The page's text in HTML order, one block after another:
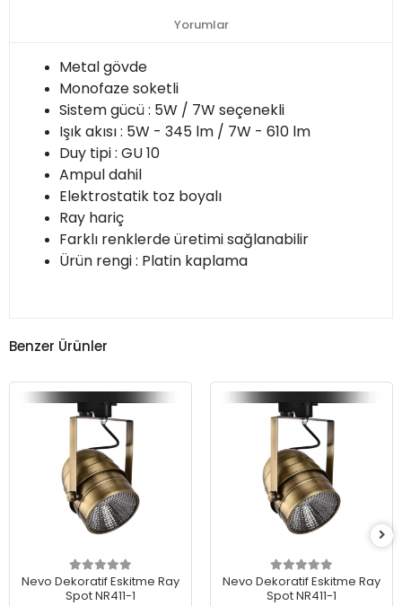
Yorumlar
Metal gövde
Monofaze soketli
Sistem gücü : 5W / 7W seçenekli
Işık akısı : 5W - 345 lm / 7W - 610 lm
Duy tipi : GU 10
Ampul dahil
Elektrostatik toz boyalı
Ray hariç
Farklı renklerde üretimi sağlanabilir
Ürün rengi : Platin kaplama
Benzer Ürünler
Nevo Dekoratif Eskitme Ray
Spot NR411-1
Nevo Dekoratif Eskitme Ray
Spot NR411-1